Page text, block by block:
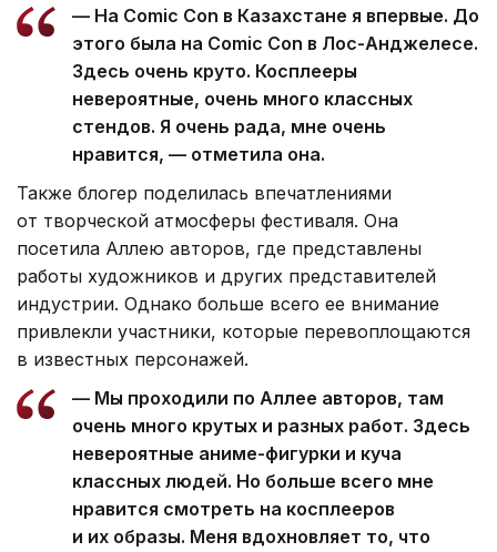
— На Comic Con в Казахстане я впервые. До
этого была на Comic Con в Лос-Анджелесе.
Здесь очень круто. Косплееры
невероятные, очень много классных
стендов. Я очень рада, мне очень
нравится, — отметила она.
Также блогер поделилась впечатлениями
от творческой атмосферы фестиваля. Она
посетила Аллею авторов, где представлены
работы художников и других представителей
индустрии. Однако больше всего ее внимание
привлекли участники, которые перевоплощаются
в известных персонажей.
— Мы проходили по Аллее авторов, там
очень много крутых и разных работ. Здесь
невероятные аниме-фигурки и куча
классных людей. Но больше всего мне
нравится смотреть на косплееров
и их образы. Меня вдохновляет то, что